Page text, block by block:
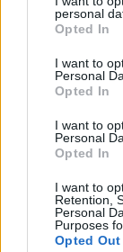
personal
Opted In
I want to
Personal
Opted In
I want to
Personal
Opted In
I want to
Retention,
Personal
Purposes
Opted Out
Πρωινό